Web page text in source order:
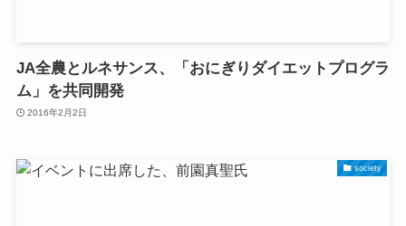
JA全農とルネサンス、「おにぎりダイエットプログラ
ム」を共同開発
2016年2月2日
society